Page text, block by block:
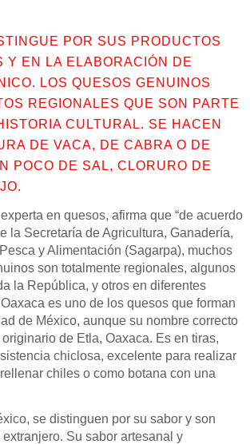
POR SUS PRODUCTOS
Y EN LA ELABORACIÓN DE
LOS QUESOS GENUINOS
REGIONALES QUE SON PARTE
CULTURAL. SE HACEN
DE VACA, DE CABRA O DE
POCO DE SAL, CLORURO DE
en quesos, afirma que “de acuerdo
la Secretaría de Agricultura, Ganadería,
y Alimentación (Sagarpa), muchos
son totalmente regionales, algunos
la República, y otros en diferentes
es uno de los quesos que forman
de México, aunque su nombre correcto
de Etla, Oaxaca. Es en tiras,
chiclosa, excelente para realizar
chiles o como botana con una
se distinguen por su sabor y son
Su sabor artesanal y